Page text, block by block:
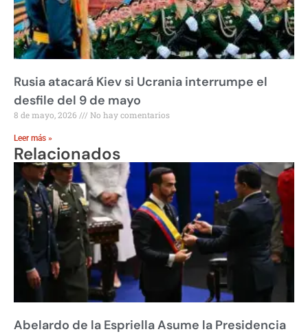
Rusia atacará Kiev si Ucrania interrumpe el
desfile del 9 de mayo
8 de mayo, 2026 No hay comentarios
Leer más »
Relacionados
Abelardo de la Espriella Asume la Presidencia